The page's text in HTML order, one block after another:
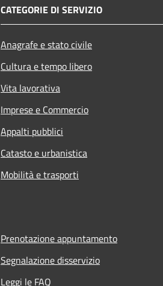
CATEGORIE DI SERVIZIO
Anagrafe e stato civile
Cultura e tempo libero
Vita lavorativa
Imprese e Commercio
Appalti pubblici
Catasto e urbanistica
Mobilità e trasporti
Prenotazione appuntamento
Segnalazione disservizio
Leggi le FAQ